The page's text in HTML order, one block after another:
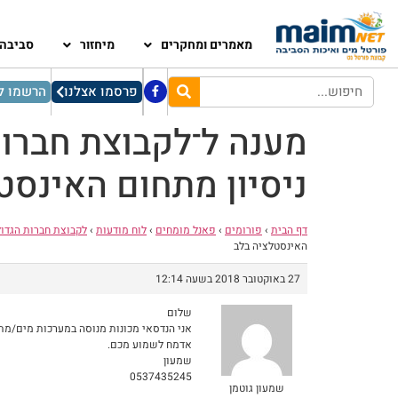
מאמרים ומחקרים מיחזור
פרסמו אצלנו הרשמו
מענה ל־לקבוצת
ניסיון מתחום
דף הבית › פורומים › פאנל מומחים ›לוח מודעות ›לקבוצת חברות
האינסטלציה בלב
27 באוקטובר 2018 בשעה 12:14
שמעון גוטמן
שלום
אני הנדסאי מכונות מנוסה במערכות מים/
אדמח לשמוע מכם.
שמעון
0537435245